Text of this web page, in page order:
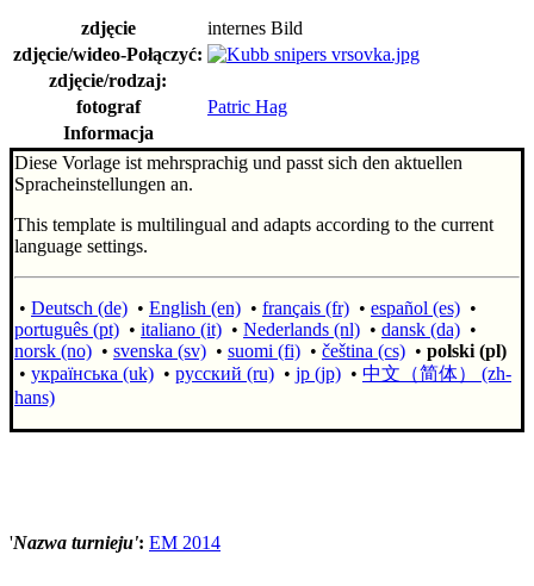
zdjęcie
internes Bild
zdjęcie/wideo-Połączyć:
zdjęcie/rodzaj:
fotograf
Patric Hag
Informacja
Diese Vorlage ist mehrsprachig und passt sich den aktuellen
Spracheinstellungen an.
This template is multilingual and adapts according to the current
language settings.
• Deutsch (de) • English (en) • français (fr) • español (es) •
português (pt) • italiano (it) • Nederlands (nl) • dansk (da) •
norsk (no) • svenska (sv) • suomi (fi) • čeština (cs) • polski (pl)
• українська (uk) • русский (ru) • jp (jp) • 中文（简体）‎ (zh-
hans)
'Nazwa turnieju': EM 2014